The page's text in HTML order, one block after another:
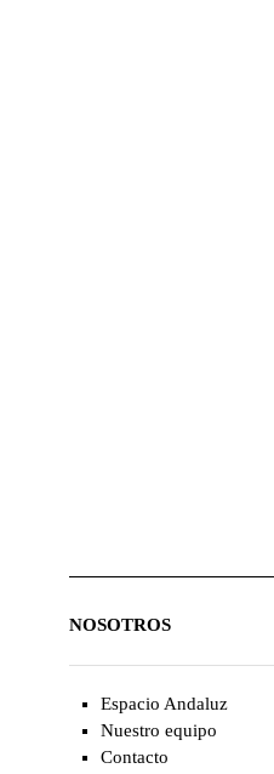
NOSOTROS
Espacio Andaluz
Nuestro equipo
Contacto